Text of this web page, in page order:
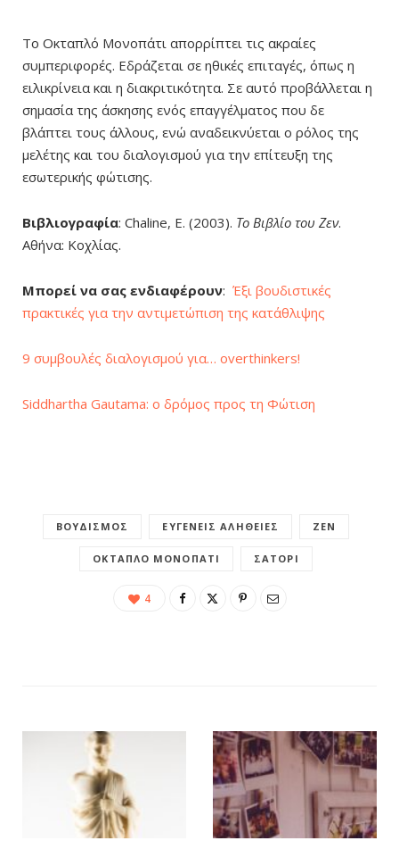
Το Οκταπλό Μονοπάτι απορρίπτει τις ακραίες
συμπεριφορές. Εδράζεται σε ηθικές επιταγές, όπως η
ειλικρίνεια και η διακριτικότητα. Σε αυτό προβάλλεται η
σημασία της άσκησης ενός επαγγέλματος που δε
βλάπτει τους άλλους, ενώ αναδεικνύεται ο ρόλος της
μελέτης και του διαλογισμού για την επίτευξη της
εσωτερικής φώτισης.
Βιβλιογραφία: Chaline, E. (2003). Το Βιβλίο του Ζεν.
Αθήνα: Κοχλίας.
Μπορεί να σας ενδιαφέρουν: Έξι βουδιστικές
πρακτικές για την αντιμετώπιση της κατάθλιψης
9 συμβουλές διαλογισμού για… overthinkers!
Siddhartha Gautama: ο δρόμος προς τη Φώτιση
ΒΟΥΔΙΣΜΌΣ ΕΥΓΕΝΕΙΣ ΑΛΗΘΕΙΕΣ ΖΕΝ
ΟΚΤΑΠΛΟ ΜΟΝΟΠΑΤΙ ΣΑΤΟΡΙ
4